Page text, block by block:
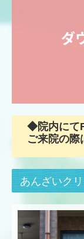
ダ
◆院内にて
ご来院の際
あんざいク